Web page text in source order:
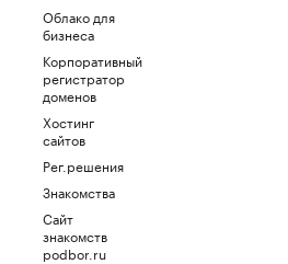
Облако для
бизнеса
Корпоративный
регистратор
доменов
Хостинг
сайтов
Рег.решения
Знакомства
Сайт
знакомств
podbor.ru